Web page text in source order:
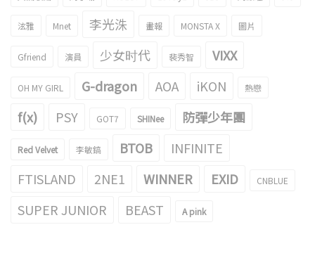
泫雅 Mnet 李光洙 畫報 MONSTA X 圖片
Gfriend 演員 少女时代 裴秀智 VIXX
OH MY GIRL G-dragon AOA iKON 熱戀
f(x) PSY GOT7 SHINee 防彈少年團
Red Velvet 李敏鎬 BTOB
INFINITE
FTISLAND
2NE1 WINNER EXID CNBLUE
SUPER JUNIOR BEAST A pink